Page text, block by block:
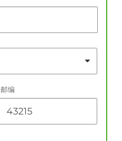
邮编